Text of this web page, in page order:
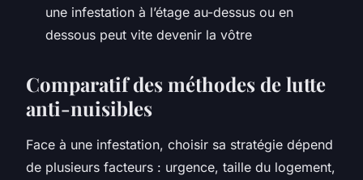
une infestation à l’étage au-dessus ou en
dessous peut vite devenir la vôtre
Comparatif des méthodes de lutte
anti-nuisibles
Face à une infestation, choisir sa stratégie dépend
de plusieurs facteurs : urgence, taille du logement,